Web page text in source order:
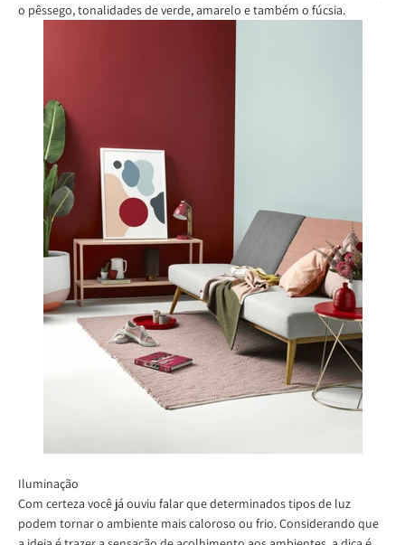
o pêssego, tonalidades de verde, amarelo e também o fúcsia.
Iluminação
Com certeza você já ouviu falar que determinados tipos de luz
podem tornar o ambiente mais caloroso ou frio. Considerando que